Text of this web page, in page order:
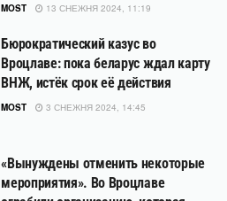
MOST 13 СНЕЖНЯ 2024, 11:19
Бюрократический казус во
Вроцлаве: пока беларус ждал карту
ВНЖ, истёк срок её действия
MOST 3 СНЕЖНЯ 2024, 14:45
«Вынуждены отменить некоторые
мероприятия». Во Вроцлаве